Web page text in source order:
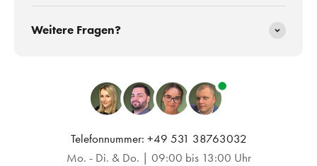
Weitere Fragen?
Telefonnummer: +49 531 38763032
Mo. - Di. & Do. | 09:00 bis 13:00 Uhr